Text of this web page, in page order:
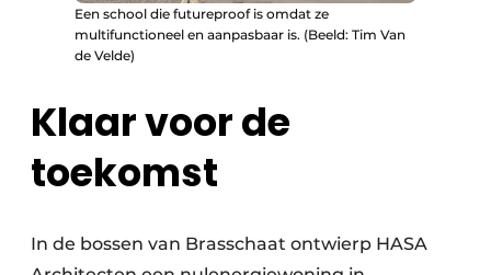
Een school die futureproof is omdat ze
multifunctioneel en aanpasbaar is. (Beeld: Tim Van
de Velde)
Klaar voor de
toekomst
In de bossen van Brasschaat ontwierp HASA